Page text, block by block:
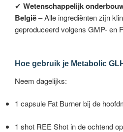
✔ Wetenschappelijk
België– Alle ingrediënten zijn
geproduceerd volgens GMP- en
Hoe gebruik je Metabolic
Neem dagelijks:
1 capsule Fat Burner bij de
1 shot REE Shot in de ochtend